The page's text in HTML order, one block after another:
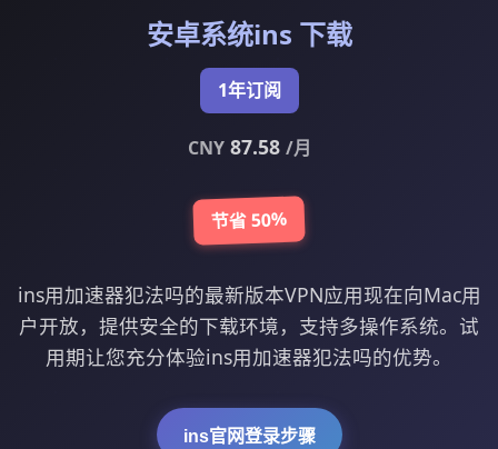
安卓系统ins 下载
1年订阅
CNY87.58 /月
节省 50%
ins用加速器犯法吗的最新版本VPN应用现在向Mac用
户开放，提供安全的下载环境，支持多操作系统。试
用期让您充分体验ins用加速器犯法吗的优势。
ins官网登录步骤